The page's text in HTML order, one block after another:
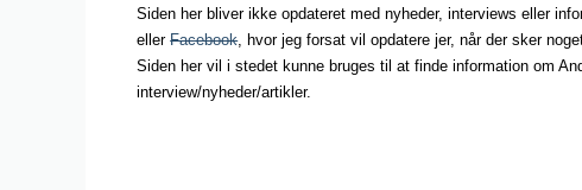
Siden her bliver ikke opdateret med nyheder, interviews eller
ellerFacebook, hvor jeg forsat vil opdatere jer, når der sker
Siden her vil i stedet kunne bruges til at finde information om
interview/nyheder/artikler.